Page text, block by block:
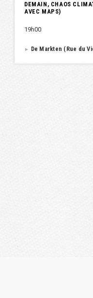
DEMAIN, CHAOS
AVEC MAPS)
19h00
► De Markten (Rue du